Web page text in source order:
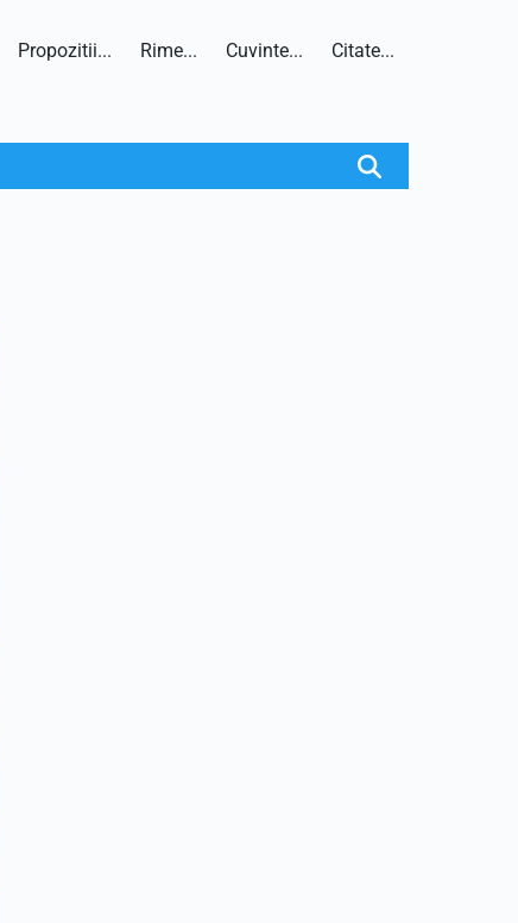
Propozitii... Rime... Cuvinte... Citate...